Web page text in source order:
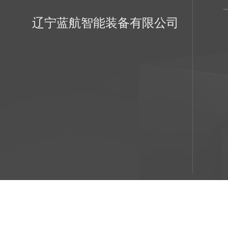
辽宁蓝航智能装备有限公司